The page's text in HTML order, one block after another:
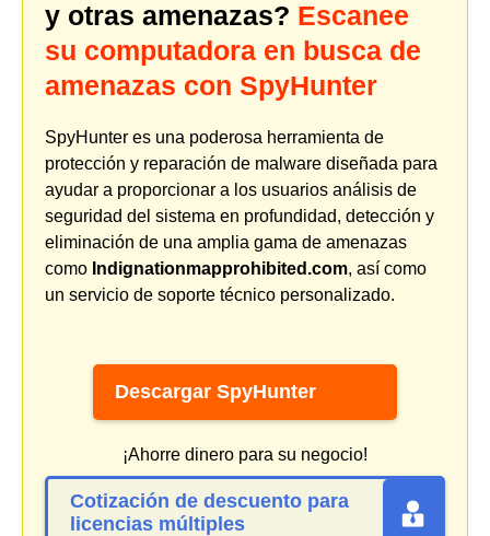
y otras amenazas? Escanee
su computadora en busca de
amenazas con SpyHunter
SpyHunter es una poderosa herramienta de
protección y reparación de malware diseñada para
ayudar a proporcionar a los usuarios análisis de
seguridad del sistema en profundidad, detección y
eliminación de una amplia gama de amenazas
como Indignationmapprohibited.com, así como
un servicio de soporte técnico personalizado.
Descargar SpyHunter
¡Ahorre dinero para su negocio!
Cotización de descuento para
licencias múltiples